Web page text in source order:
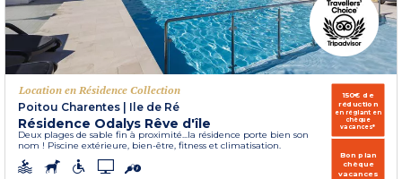
Location en Résidence Collection
Poitou Charentes
Ile de Ré
Résidence Odalys Rêve d'île
Deux plages de sable fin à proximité...la résidence porte bien son
nom ! Piscine extérieure, bien-être, fitness et climatisation.
150€ de
réduction
en réglant en
chèque
vacances*
Bon plan
chèque
vacances